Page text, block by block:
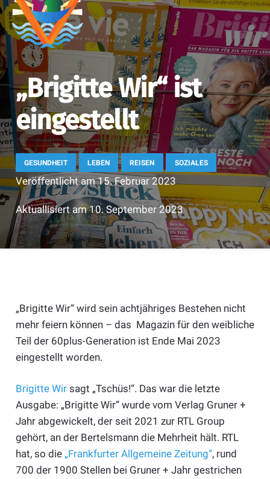
„Brigitte Wir“ ist
eingestellt
GESUNDHEIT LEBEN REISEN SOZIALES
Veröffentlicht am15. Februar 2023
Aktuallisiert am10. September 2023
„Brigitte Wir“ wird sein achtjähriges Bestehen nicht
mehr feiern können – das Magazin für den weibliche
Teil der 60plus-Generation ist Ende Mai 2023
eingestellt worden.
Brigitte Wirsagt „Tschüs!“. Das war die letzte
Ausgabe: „Brigitte Wir“ wurde vom Verlag Gruner +
Jahr abgewickelt, der seit 2021 zur RTL Group
gehört, an der Bertelsmann die Mehrheit hält. RTL
hat, so die „Frankfurter Allgemeine Zeitung“, rund
700 der 1900 Stellen bei Gruner + Jahr gestrichen